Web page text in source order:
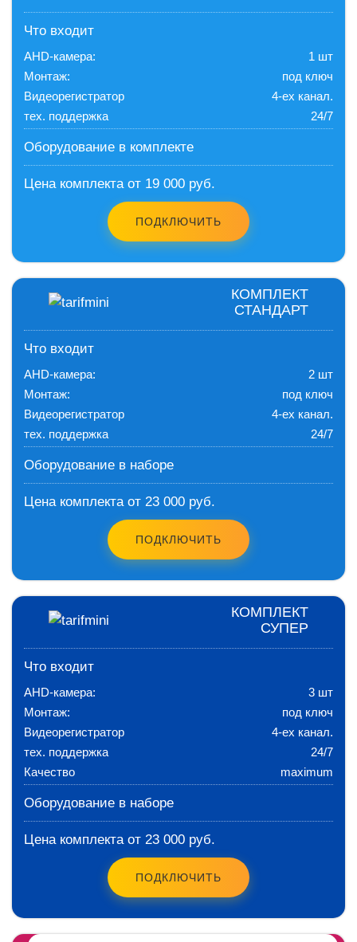
Что входит
AHD-камера:
1 шт
Монтаж:
под ключ
Видеорегистратор
4-ех канал.
тех. поддержка
24/7
Оборудование в комплекте
Цена комплекта от 19 000 руб.
ПОДКЛЮЧИТЬ
КОМПЛЕКТ
СТАНДАРТ
Что входит
AHD-камера:
2 шт
Монтаж:
под ключ
Видеорегистратор
4-ех канал.
тех. поддержка
24/7
Оборудование в наборе
Цена комплекта от 23 000 руб.
ПОДКЛЮЧИТЬ
КОМПЛЕКТ
СУПЕР
Что входит
AHD-камера:
3 шт
Монтаж:
под ключ
Видеорегистратор
4-ех канал.
тех. поддержка
24/7
Качество
maximum
Оборудование в наборе
Цена комплекта от 23 000 руб.
ПОДКЛЮЧИТЬ